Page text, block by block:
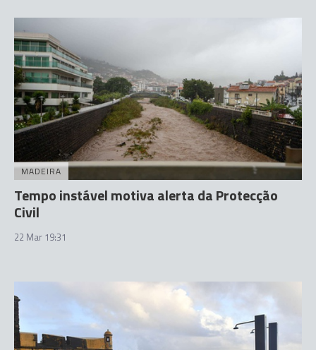
MADEIRA
Tempo instável motiva alerta da Protecção
Civil
22 Mar 19:31